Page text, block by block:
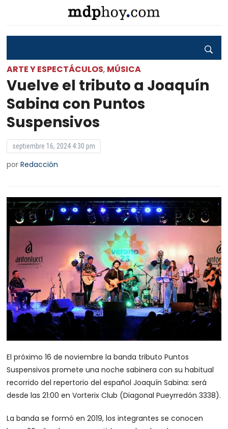
ARTE Y ESPECTÁCULOS, MÚSICA
Vuelve el tributo a Joaquín
Sabina con Puntos
Suspensivos
septiembre 16, 2024 4:30 pm
porRedacción
El próximo 16 de noviembre la banda tributo Puntos
Suspensivos promete una noche sabinera con su habitual
recorrido del repertorio del español Joaquín Sabina: será
desde las 21:00 en Vorterix Club (Diagonal Pueyrredón 3338).
La banda se formó en 2019, los integrantes se conocen